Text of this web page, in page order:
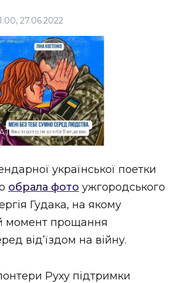
НОВИНИ
27.06.2022
НОВИНИ
української поетки
обрала фото ужгородського
Гудака, на якому
момент прощання
від’їздом на війну.
Руху підтримки